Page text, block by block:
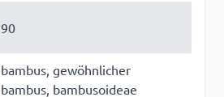
90
bambus, gewöhnlicher
bambus, bambusoideae